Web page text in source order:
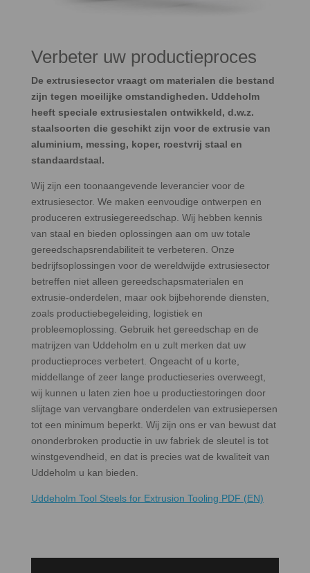
Verbeter uw productieproces
De extrusiesector vraagt om materialen die bestand
zijn tegen moeilijke omstandigheden. Uddeholm
heeft speciale extrusiestalen ontwikkeld, d.w.z.
staalsoorten die geschikt zijn voor de extrusie van
aluminium, messing, koper, roestvrij staal en
standaardstaal.
Wij zijn een toonaangevende leverancier voor de
extrusiesector. We maken eenvoudige ontwerpen en
produceren extrusiegereedschap. Wij hebben kennis
van staal en bieden oplossingen aan om uw totale
gereedschapsrendabiliteit te verbeteren. Onze
bedrijfsoplossingen voor de wereldwijde extrusiesector
betreffen niet alleen gereedschapsmaterialen en
extrusie-onderdelen, maar ook bijbehorende diensten,
zoals productiebegeleiding, logistiek en
probleemoplossing. Gebruik het gereedschap en de
matrijzen van Uddeholm en u zult merken dat uw
productieproces verbetert. Ongeacht of u korte,
middellange of zeer lange productieseries overweegt,
wij kunnen u laten zien hoe u productiestoringen door
slijtage van vervangbare onderdelen van extrusiepersen
tot een minimum beperkt. Wij zijn ons er van bewust dat
ononderbroken productie in uw fabriek de sleutel is tot
winstgevendheid, en dat is precies wat de kwaliteit van
Uddeholm u kan bieden.
Uddeholm Tool Steels for Extrusion Tooling PDF (EN)